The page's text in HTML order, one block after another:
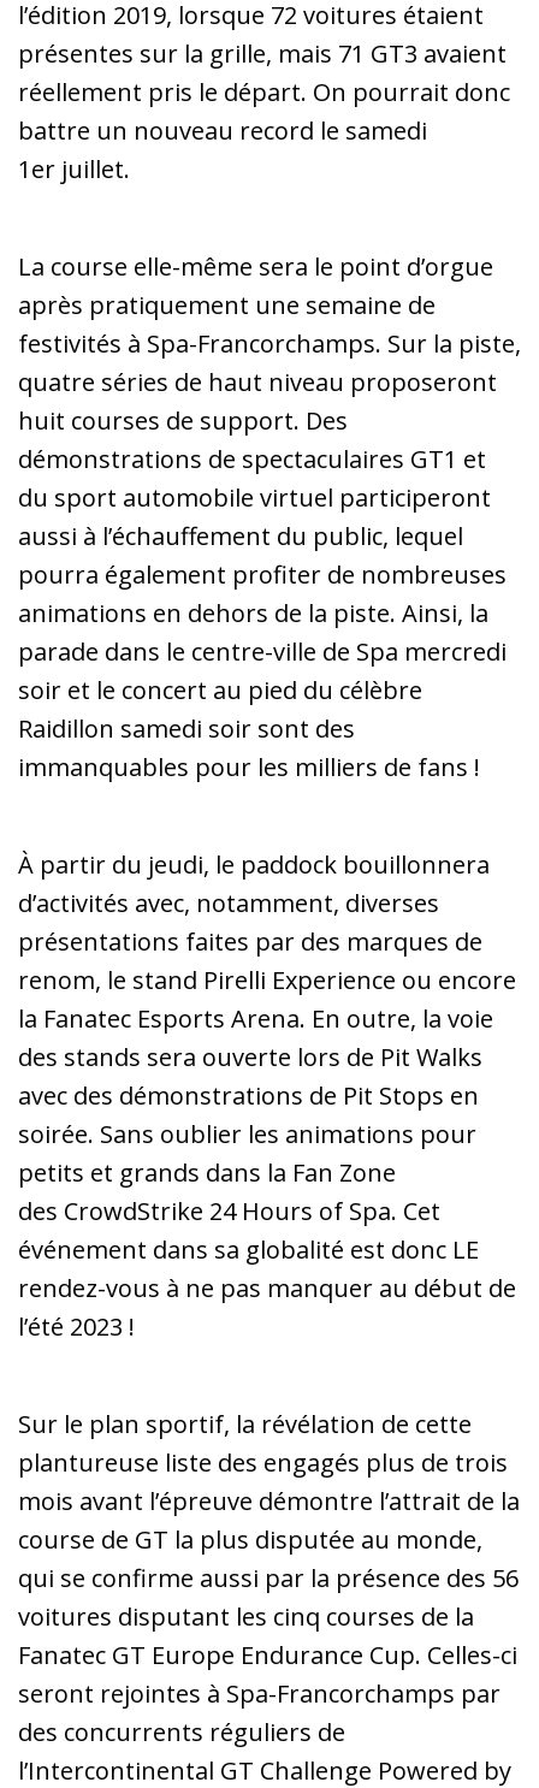
l’édition 2019, lorsque 72 voitures étaient
présentes sur la grille, mais 71 GT3 avaient
réellement pris le départ. On pourrait donc
battre un nouveau record le samedi
1er juillet.
La course elle-même sera le point d’orgue
après pratiquement une semaine de
festivités à Spa-Francorchamps. Sur la piste,
quatre séries de haut niveau proposeront
huit courses de support. Des
démonstrations de spectaculaires GT1 et
du sport automobile virtuel participeront
aussi à l’échauffement du public, lequel
pourra également profiter de nombreuses
animations en dehors de la piste. Ainsi, la
parade dans le centre-ville de Spa mercredi
soir et le concert au pied du célèbre
Raidillon samedi soir sont des
immanquables pour les milliers de fans !
À partir du jeudi, le paddock bouillonnera
d’activités avec, notamment, diverses
présentations faites par des marques de
renom, le stand Pirelli Experience ou encore
la Fanatec Esports Arena. En outre, la voie
des stands sera ouverte lors de Pit Walks
avec des démonstrations de Pit Stops en
soirée. Sans oublier les animations pour
petits et grands dans la Fan Zone
des CrowdStrike 24 Hours of Spa. Cet
événement dans sa globalité est donc LE
rendez-vous à ne pas manquer au début de
l’été 2023 !
Sur le plan sportif, la révélation de cette
plantureuse liste des engagés plus de trois
mois avant l’épreuve démontre l’attrait de la
course de GT la plus disputée au monde,
qui se confirme aussi par la présence des 56
voitures disputant les cinq courses de la
Fanatec GT Europe Endurance Cup. Celles-ci
seront rejointes à Spa-Francorchamps par
des concurrents réguliers de
l’Intercontinental GT Challenge Powered by